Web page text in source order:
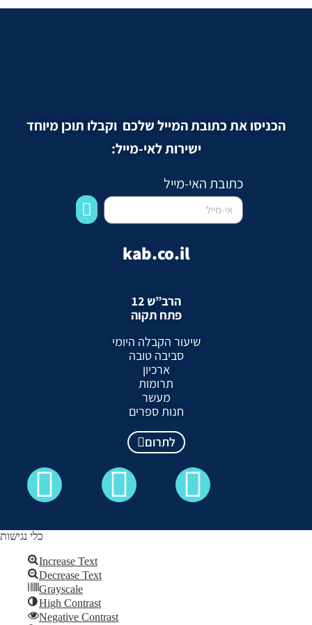
הכניסו את כתובת המייל שלכם וקבלו תוכן מיוחד
ישירות לאי-מייל:
כתובת האי-מייל
kab.co.il
הרב”ש 12
פתח תקוה
שיעור הקבלה היומי
סביבה טובה
ארכיון
תרומות
מעשר
חנות ספרים
לתרום
Skip to content
כלי נגישות
Increase Text
Decrease Text
Grayscale
High Contrast
Negative Contrast